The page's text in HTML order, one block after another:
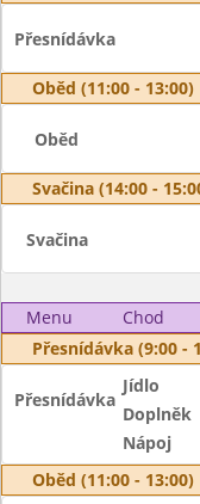
Přesnídávka
Oběd (11:00 - 13:00)
Oběd
Svačina (14:00 -
Svačina
Menu Chod
Přesnídávka (9:00 -
Přesnídávka
Jídlo
Doplněk
Nápoj
Oběd (11:00 - 13:00)